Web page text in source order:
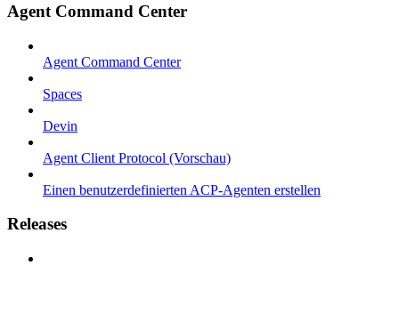
Agent Command Center
Agent Command Center
Spaces
Devin
Agent Client Protocol (Vorschau)
Einen benutzerdefinierten ACP-Agenten erstellen
Releases